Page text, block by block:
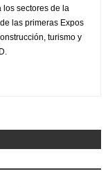
sectores de la
las primeras Expos
turismo y